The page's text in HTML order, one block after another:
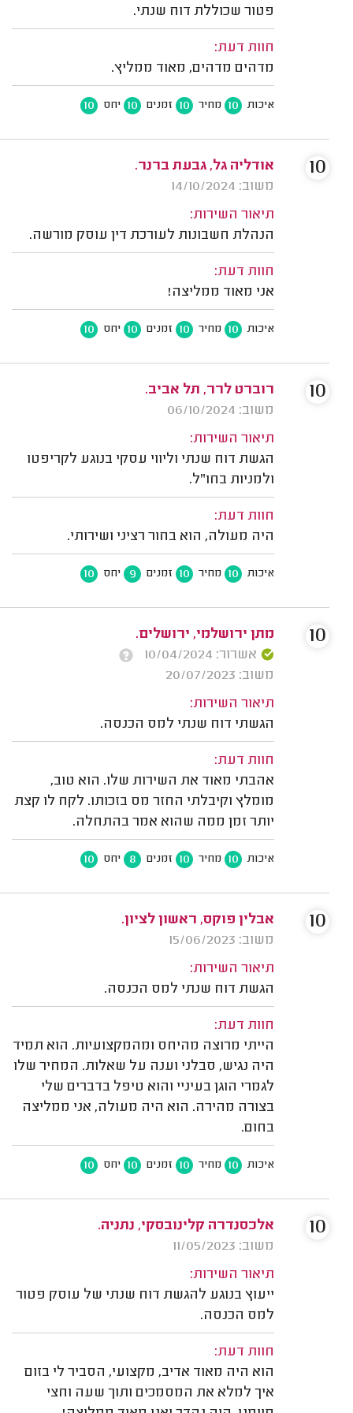
פטור שכוללת דוח שנתי.
חוות דעת:
מדהים מדהים, מאוד ממליץ.
איכות 10 מחיר 10 זמנים 10 יחס 10
אודליה גל, גבעת ברנר.
משוב: 14/10/2024
תיאור השירות:
הנהלת חשבונות לעורכת דין עוסק מורשה.
חוות דעת:
אני מאוד ממליצה!
איכות 10 מחיר 10 זמנים 10 יחס 10
10
רוברט לרר, תל אביב.
משוב: 06/10/2024
תיאור השירות:
הגשת דוח שנתי וליווי עסקי בנוגע לקריפטו
ולמניות בחו"ל.
חוות דעת:
היה מעולה, הוא בחור רציני ושירותי.
איכות 10 מחיר 10 זמנים 9 יחס 10
10
מתן ירושלמי, ירושלים.
אשרור: 10/04/2024
משוב: 20/07/2023
תיאור השירות:
הגשתי דוח שנתי למס הכנסה.
חוות דעת:
אהבתי מאוד את השירות שלו. הוא טוב,
מומלץ וקיבלתי החזר מס בזכותו. לקח לו קצת
יותר זמן ממה שהוא אמר בהתחלה.
איכות 10 מחיר 10 זמנים 8 יחס 10
10
אבלין פוקס, ראשון לציון.
משוב: 15/06/2023
תיאור השירות:
הגשת דוח שנתי למס הכנסה.
חוות דעת:
הייתי מרוצה מהיחס ומהמקצועיות. הוא תמיד
היה נגיש, סבלני וענה על שאלות. המחיר שלו
לגמרי הוגן בעיניי והוא טיפל בדברים שלי
בצורה מהירה. הוא היה מעולה, אני ממליצה
בחום.
איכות 10 מחיר 10 זמנים 10 יחס 10
10
אלכסנדרה קלינובסקי, נתניה.
משוב: 11/05/2023
תיאור השירות:
ייעוץ בנוגע להגשת דוח שנתי של עוסק פטור
למס הכנסה.
חוות דעת:
הוא היה מאוד אדיב, מקצועי, הסביר לי בזום
איך למלא את המסמכים ותוך שעה וחצי
10